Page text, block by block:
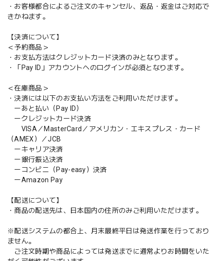
・お客様都合によるご注文のキャンセル、返品・返金はご対応で
きかねます。
【決済について】
＜予約商品＞
・お支払方法はクレジットカード決済のみとなります。
・「Pay ID」アカウントへのログインが必須となります。
＜在庫商品＞
・決済には以下のお支払い方法をご利用いただけます。
ーあと払い（Pay ID）
ークレジットカード決済
VISA／MasterCard／アメリカン・エキスプレス・カード
（AMEX）／JCB
ーキャリア決済
ー銀行振込決済
ーコンビニ（Pay-easy）決済
ーAmazon Pay
【配送について】
・商品の配送先は、日本国内の住所のみご利用いただけます。
※配送システムの都合上、月末最終平日は発送作業を行っており
ません。
ご注文時期や商品によっては発送までに通常よりお時間をいた